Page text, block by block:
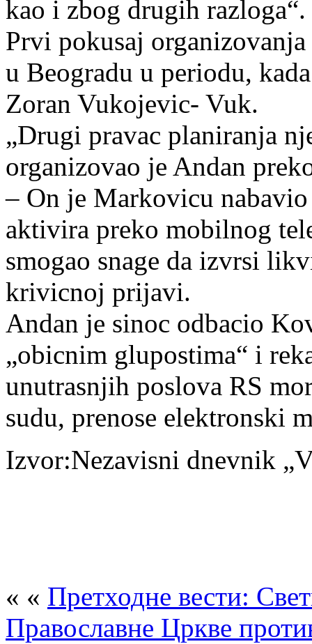
kao i zbog drugih razloga“.
Prvi pokusaj
u Beogradu u periodu,
Zoran Vukojevic- Vuk.
„Drugi pravac planiranja
organizovao je Andan
– On je Markovicu
aktivira preko mobilnog
smogao snage da izvrsi
krivicnoj prijavi.
Andan je sinoc odbacio
„obicnim glupostima“ i
unutrasnjih poslova RS
sudu, prenose elektronski
Izvor:Nezavisni dnevnik
« « Претходне вести:
Православне Цркве